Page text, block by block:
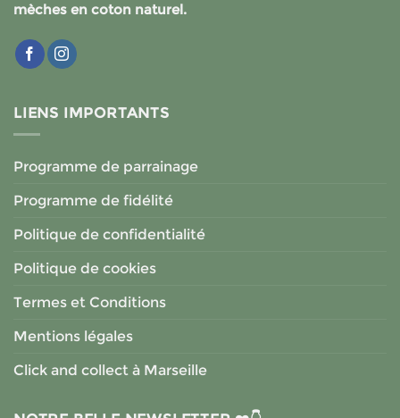
mèches en coton naturel.
LIENS IMPORTANTS
Programme de parrainage
Programme de fidélité
Politique de confidentialité
Politique de cookies
Termes et Conditions
Mentions légales
Click and collect à Marseille